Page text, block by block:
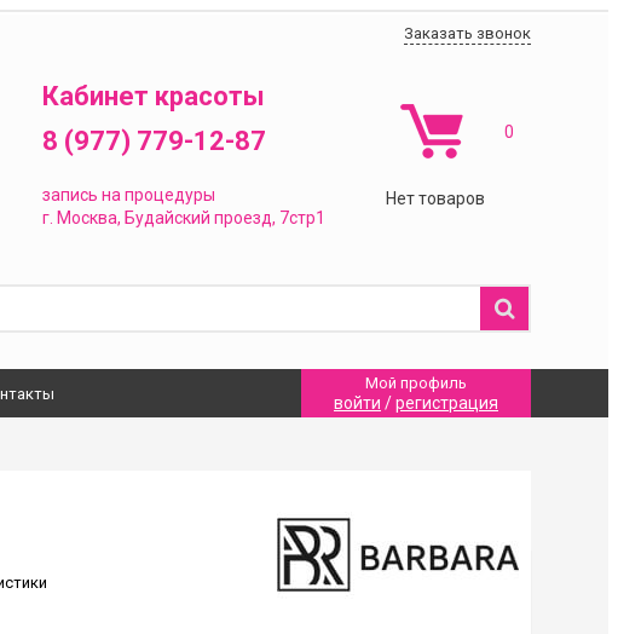
Заказать звонок
Кабинет красоты
8 (977) 779-12-87
запись на процедуры
г. Москва, Будайский проезд, 7стр1
Нет товаров
0
Мой профиль
войти /регистрация